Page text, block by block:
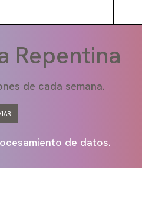
Repentina
de cada semana.
de datos.